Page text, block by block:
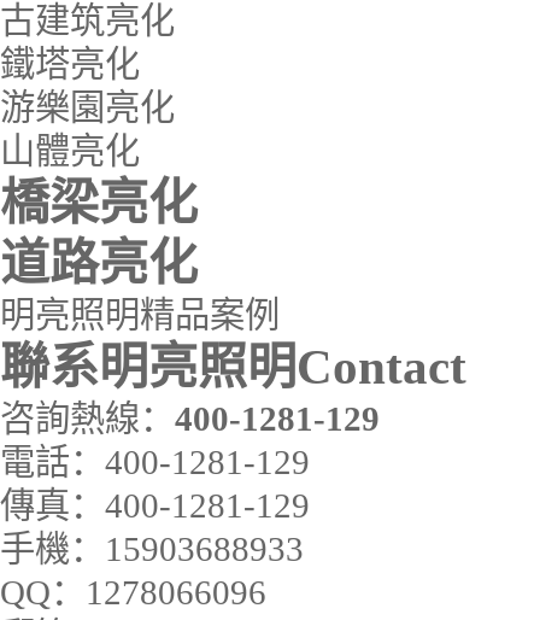
古建筑亮化
鐵塔亮化
游樂園亮化
山體亮化
橋梁亮化
道路亮化
明亮照明精品案例
聯系明亮照明Contact
咨詢熱線： 400-1281-129
電話： 400-1281-129
傳真： 400-1281-129
手機： 15903688933
QQ： 1278066096